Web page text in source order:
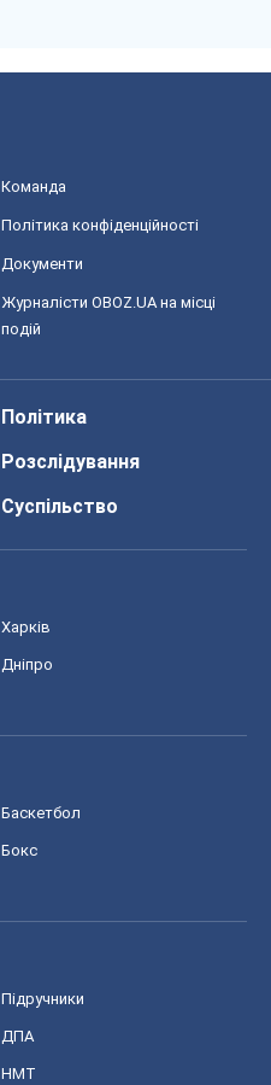
Команда
Політика конфіденційності
Документи
Журналісти OBOZ.UA на місці
подій
Політика
Розслідування
Суспільство
Харків
Дніпро
Баскетбол
Бокс
Підручники
ДПА
НМТ